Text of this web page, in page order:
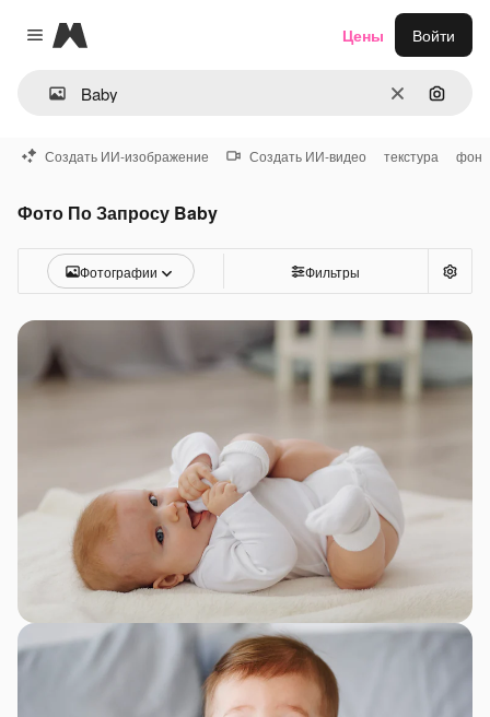
Close menu
Magnific
ОчиститьПоиск
Цены Войти
Создать ИИ-изображение Создать ИИ-видео текстура фон
Фото По Запросу Baby
Фотографии Фильтры